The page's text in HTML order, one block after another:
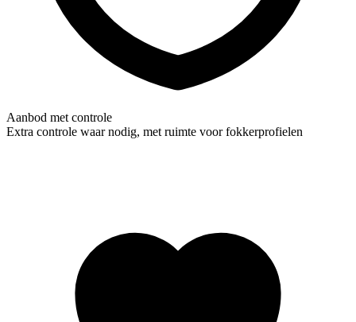
Aanbod met controle
Extra controle waar nodig, met ruimte voor fokkerprofielen